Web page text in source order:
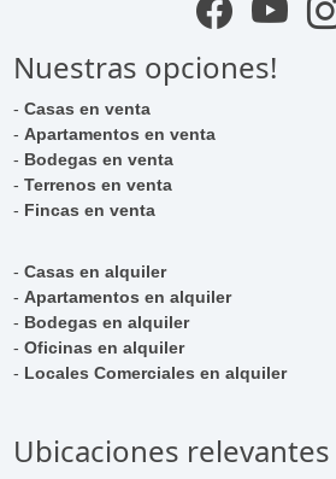
Nuestras opciones!
-Casas en venta
-Apartamentos en venta
- Bodegas en venta
-Terrenos en venta
- Fincas en venta
-Casas en alquiler
-Apartamentos en alquiler
- Bodegas en alquiler
-Oficinas en alquiler
- Locales Comerciales en alquiler
Ubicaciones relevantes